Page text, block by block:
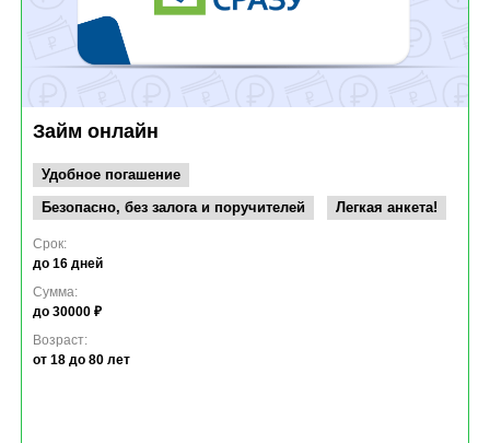
Займ онлайн
Удобное погашение
Безопасно, без залога и поручителей
Легкая анкета!
Срок:
до 16 дней
Сумма:
до 30000 ₽
Возраст:
от 18 до 80 лет